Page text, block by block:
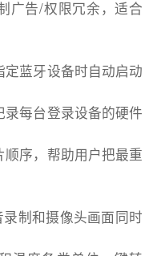
广告/权限冗余，适合
蓝牙设备时自动启动
每台登录设备的硬件
序，帮助用户把最重
制和摄像头画面同时